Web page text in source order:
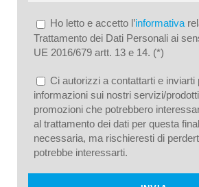
Ho letto e accetto l’informativa
Trattamento dei Dati Personali ai
UE 2016/679 artt. 13 e 14. (*)
Ci autorizzi a contattarti e inviarti
informazioni sui nostri servizi/
promozioni che potrebbero
al trattamento dei dati per questa
necessaria, ma rischieresti di
potrebbe interessarti.